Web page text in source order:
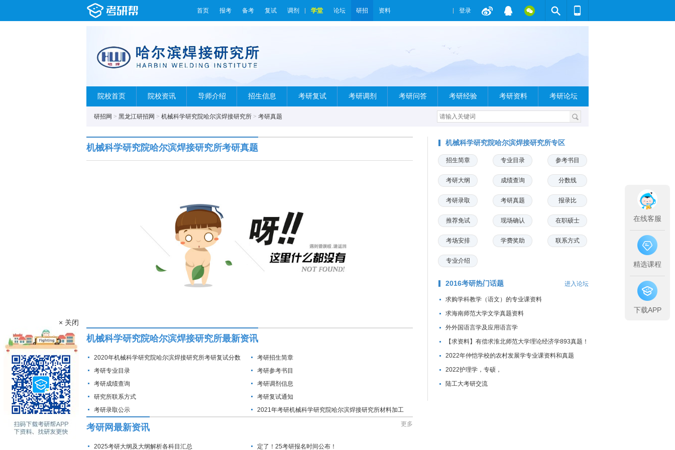
首页 报考 备考 复试 调剂 学堂 论坛 研招 资料 登录
院校首页 院校资讯 导师介绍 招生信息 考研复试 考研调剂 考研问答 考研经验 考研资料 考研论坛
研招网 > 黑龙江研招网 > 机械科学研究院哈尔滨焊接研究所 > 考研真题
机械科学研究院哈尔滨焊接研究所考研真题
机械科学研究院哈尔滨焊接研究所最新资讯
2020年机械科学研究院哈尔滨焊接研究所考研复试分数
线
考研招生简章
考研专业目录
考研参考书目
考研成绩查询
考研调剂信息
研究所联系方式
考研复试通知
考研录取公示
2021年考研机械科学研究院哈尔滨焊接研究所材料加工
考研网最新资讯 更多
2025考研大纲及大纲解析各科目汇总 定了！25考研报名时间公布！
机械科学研究院哈尔滨焊接研究所专区
招生简章 专业目录 参考书目
考研大纲 成绩查询 分数线
考研录取 考研真题 报录比
推荐免试 现场确认 在职硕士
考场安排 学费奖助 联系方式
专业介绍
2016考研热门话题 进入论坛
求购学科教学（语文）的专业课资料
求海南师范大学文学真题资料
外外国语言学及应用语言学
【求资料】有偿求淮北师范大学理论经济学893真题！
2022年仲恺学校的农村发展学专业课资料和真题
2022护理学，专硕，
陆工大考研交流
× 关闭
在线客服
精选课程
下载APP